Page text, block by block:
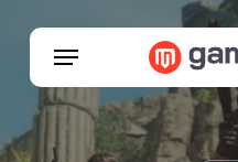
content
Menu